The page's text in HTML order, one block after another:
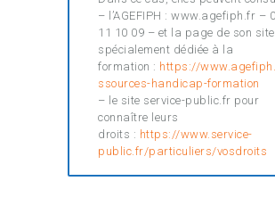
– l’AGEFIPH : www.agefiph.fr –
11 10 09 – et la page de son
spécialement dédiée à la
formation : https://
ssources-handicap-formation
– le site service-public.fr pour
connaître leurs
droits : https://www.service-
public.fr/particuliers/vosdroits